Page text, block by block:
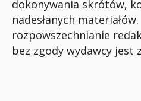
dokonywania skrótów,
nadesłanych
rozpowszechnianie
bez zgody wydawcy jest